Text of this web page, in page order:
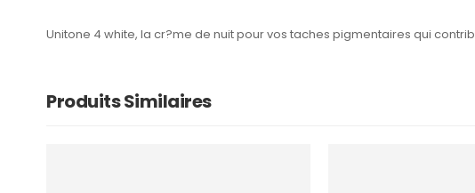
Unitone 4 white, la cr?me de nuit pour vos taches pigmentaires qui
Produits Similaires